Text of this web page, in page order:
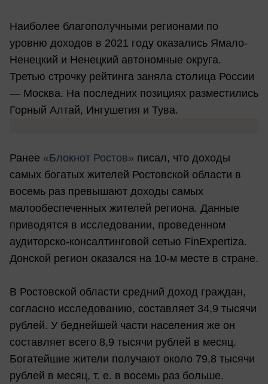
Наиболее благополучными регионами по
уровню доходов в 2021 году оказались Ямало-
Ненецкий и Ненецкий автономные округа.
Третью строчку рейтинга заняла столица России
— Москва. На последних позициях разместились
Горный Алтай, Ингушетия и Тува.
Ранее «Блокнот Ростов» писал, что доходы
самых богатых жителей Ростовской области в
восемь раз превышают доходы самых
малообеспеченных жителей региона. Данные
приводятся в исследовании, проведенном
аудиторско-консалтинговой сетью FinExpertiza.
Донской регион оказался на 10-м месте в стране.
В Ростовской области средний доход граждан,
согласно исследованию, составляет 34,9 тысячи
рублей. У беднейшей части населения же он
составляет всего 8,9 тысячи рублей в месяц.
Богатейшие жители получают около 79,8 тысячи
рублей в месяц, т. е. в восемь раз больше.